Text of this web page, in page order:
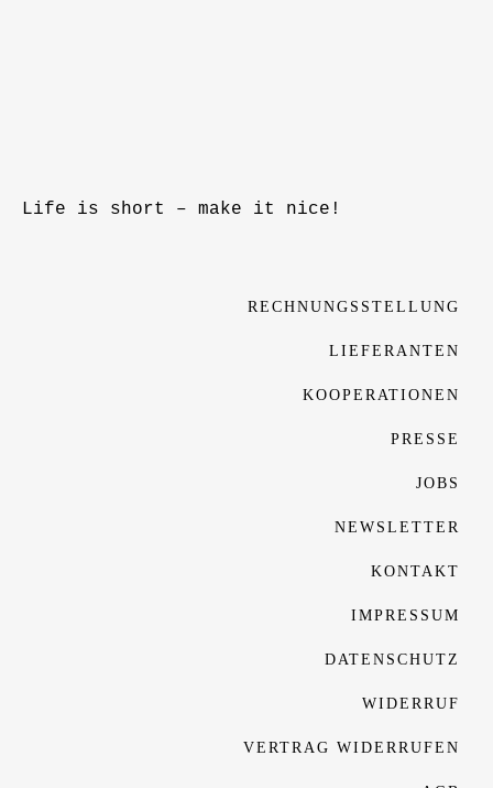
Life is short – make it nice!
RECHNUNGSSTELLUNG
LIEFERANTEN
KOOPERATIONEN
PRESSE
JOBS
NEWSLETTER
KONTAKT
IMPRESSUM
DATENSCHUTZ
WIDERRUF
VERTRAG WIDERRUFEN